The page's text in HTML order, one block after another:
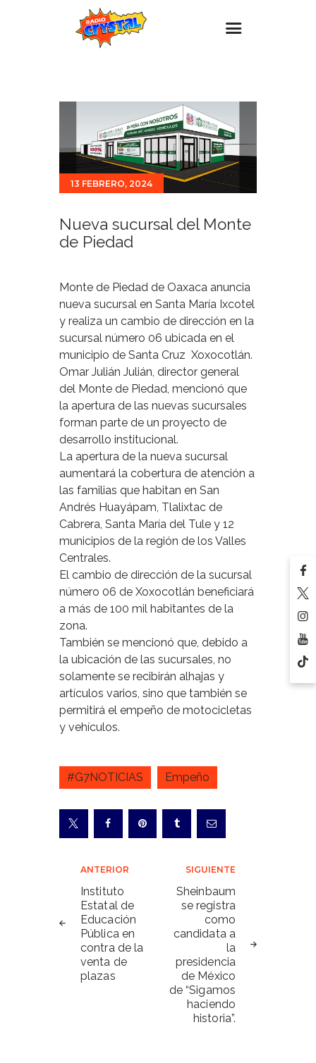
Eventos
Promociones
Noticias
Contacto
13 FEBRERO, 2024
Nueva sucursal del Monte
de Piedad
Monte de Piedad de Oaxaca anuncia
nueva sucursal en Santa María Ixcotel
y realiza un cambio de dirección en la
sucursal número 06 ubicada en el
municipio de Santa Cruz Xoxocotlán.
Omar Julián Julián, director general
del Monte de Piedad, mencionó que
la apertura de las nuevas sucursales
forman parte de un proyecto de
desarrollo institucional.
La apertura de la nueva sucursal
aumentará la cobertura de atención a
las familias que habitan en San
Andrés Huayápam, Tlalixtac de
Cabrera, Santa María del Tule y 12
municipios de la región de los Valles
Centrales.
El cambio de dirección de la sucursal
número 06 de Xoxocotlán beneficiará
a más de 100 mil habitantes de la
zona.
También se mencionó que, debido a
la ubicación de las sucursales, no
solamente se recibirán alhajas y
artículos varios, sino que también se
permitirá el empeño de motocicletas
y vehículos.
#G7NOTICIAS Empeño
Navegación
de
entradas
ANTERIOR
Instituto
Estatal de
Educación
Pública en
contra de la
venta de
plazas
SIGUIENTE
Sheinbaum
se registra
como
candidata a
la
presidencia
de México
de “Sigamos
haciendo
historia”.